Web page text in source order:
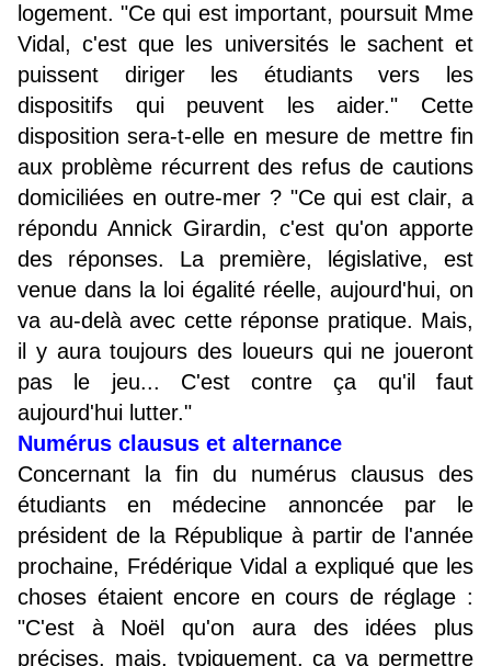
logement. "Ce qui est important, poursuit Mme
Vidal, c'est que les universités le sachent et
puissent diriger les étudiants vers les
dispositifs qui peuvent les aider." Cette
disposition sera-t-elle en mesure de mettre fin
aux problème récurrent des refus de cautions
domiciliées en outre-mer ? "Ce qui est clair, a
répondu Annick Girardin, c'est qu'on apporte
des réponses. La première, législative, est
venue dans la loi égalité réelle, aujourd'hui, on
va au-delà avec cette réponse pratique. Mais,
il y aura toujours des loueurs qui ne joueront
pas le jeu... C'est contre ça qu'il faut
aujourd'hui lutter."
Numérus clausus et alternance
Concernant la fin du numérus clausus des
étudiants en médecine annoncée par le
président de la République à partir de l'année
prochaine, Frédérique Vidal a expliqué que les
choses étaient encore en cours de réglage :
"C'est à Noël qu'on aura des idées plus
précises, mais, typiquement, ça va permettre